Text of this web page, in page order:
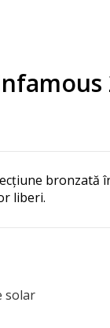
bronzată
liberi.
solar